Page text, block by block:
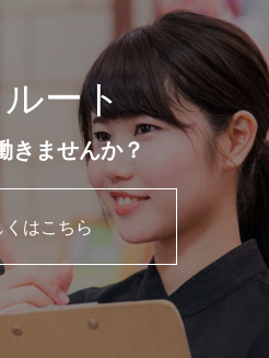
ート
きませんか？
くはこちら